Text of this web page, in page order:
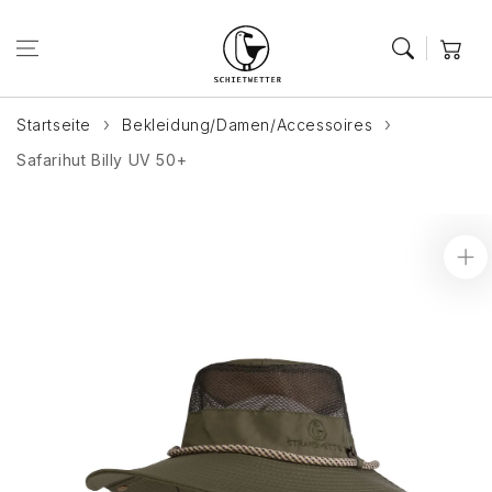
springen
Startseite
Bekleidung/Damen/Accessoires
Safarihut Billy UV 50+